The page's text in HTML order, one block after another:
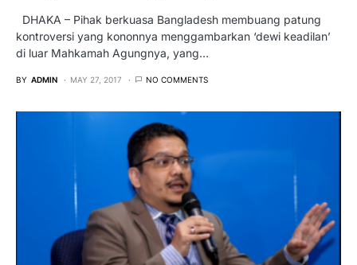
DHAKA – Pihak berkuasa Bangladesh membuang patung
kontroversi yang kononnya menggambarkan ‘dewi keadilan’
di luar Mahkamah Agungnya, yang…
BY ADMIN MAY 27, 2017 NO COMMENTS